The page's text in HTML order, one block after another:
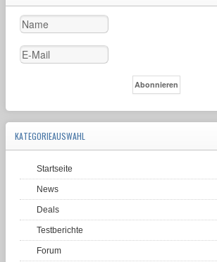
KATEGORIEAUSWAHL
Startseite
News
Deals
Testberichte
Forum